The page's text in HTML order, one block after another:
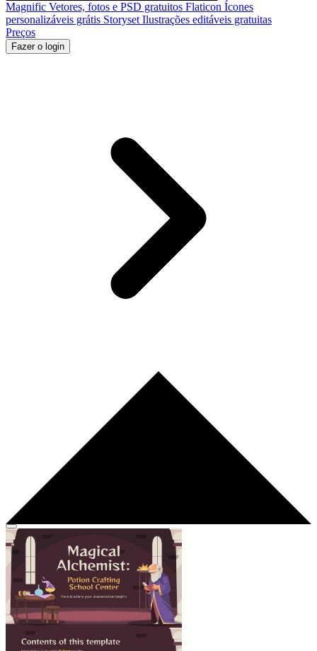
Magnific Vetores, fotos e PSD gratuitos Flaticon Ícones
personalizáveis grátis Storyset Ilustrações editáveis gratuitas
Preços
Fazer o login